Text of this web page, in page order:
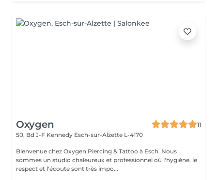
Oxygen
11
50, Bd J-F Kennedy Esch-sur-Alzette L-4170
Bienvenue chez Oxygen Piercing & Tattoo à Esch. Nous
sommes un studio chaleureux et professionnel où l'hygiène, le
respect et l'écoute sont très impo...